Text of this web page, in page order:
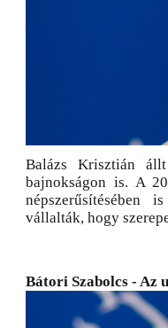
Balázs Krisztián
bajnokságon is. A
népszerűsítésében
vállalták, hogy
Bátori Szabolcs - Az